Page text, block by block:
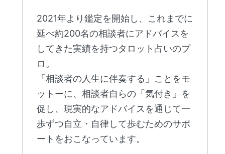
2021年より鑑定を開始し、これまでに
延べ約200名の相談者にアドバイスを
してきた実績を持つタロット占いのプ
ロ。
「相談者の人生に伴奏する」ことをモ
ットーに、相談者自らの「気付き」を
促し、現実的なアドバイスを通じて一
歩ずつ自立・自律して歩むためのサポ
ートをおこなっています。